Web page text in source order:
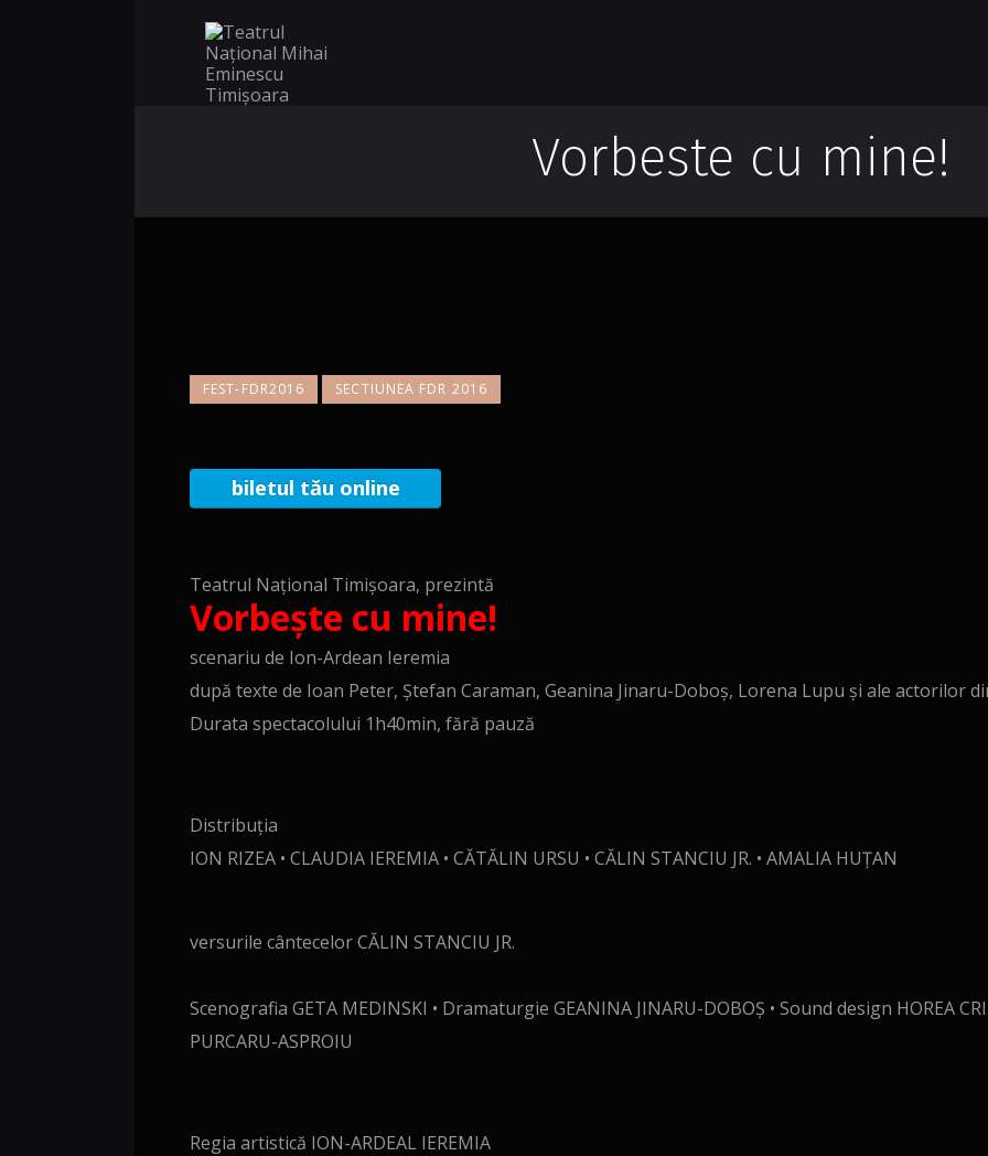
Vorbeste cu mine!
FEST-FDR2016 SECTIUNEA FDR 2016
biletul tău online
Teatrul Național Timișoara, prezintă
Vorbește cu mine!
scenariu de Ion-Ardean Ieremia
după texte de Ioan Peter, Ștefan Caraman, Geanina Jinaru-Doboș, Lorena Lupu și ale actorilor
Durata spectacolului 1h40min, fără pauză
Distribuția
ION RIZEA • CLAUDIA IEREMIA • CĂTĂLIN URSU • CĂLIN STANCIU JR. • AMALIA HUȚAN
versurile cântecelor CĂLIN STANCIU JR.
Scenografia GETA MEDINSKI • Dramaturgie GEANINA JINARU-DOBOȘ • Sound design HOREA
PURCARU-ASPROIU
Regia artistică ION-ARDEAL IEREMIA